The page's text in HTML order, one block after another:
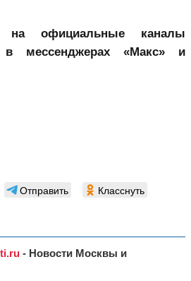
на официальные каналы
мессенджерах «Макс»
и
Отправить Класснуть
- Новости Москвы и